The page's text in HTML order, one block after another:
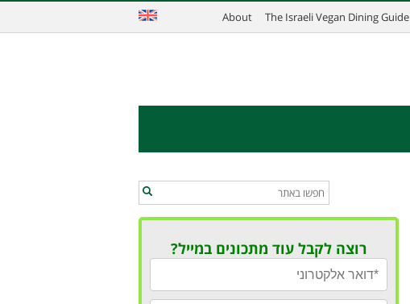
The Israeli Vegan Dining Guide
About
רוצה לקבל עוד מתכונים במייל?